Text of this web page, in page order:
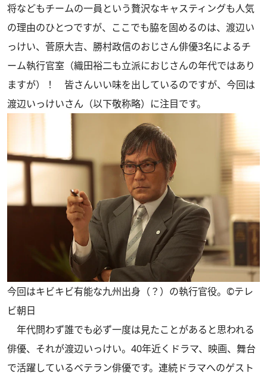
将などもチームの一員という贅沢なキャスティングも人気
の理由のひとつですが、ここでも脇を固めるのは、渡辺い
っけい、菅原大吉、勝村政信のおじさん俳優3名によるチ
ーム執行官室（織田裕二も立派におじさんの年代ではあり
ますが）！ 皆さんいい味を出しているのですが、今回は
渡辺いっけいさん（以下敬称略）に注目です。
今回はキビキビ有能な九州出身（？）の執行官役。©テレ
ビ朝日
年代問わず誰でも必ず一度は見たことがあると思われる
俳優、それが渡辺いっけい。40年近くドラマ、映画、舞台
で活躍しているベテラン俳優です。連続ドラマへのゲスト